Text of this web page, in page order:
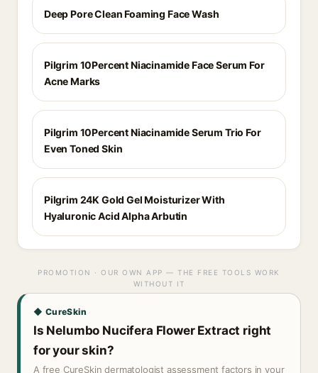
Deep Pore Clean Foaming Face Wash
Pilgrim 10Percent Niacinamide Face Serum For
Acne Marks
Pilgrim 10Percent Niacinamide Serum Trio For
Even Toned Skin
Pilgrim 24K Gold Gel Moisturizer With
Hyaluronic Acid Alpha Arbutin
PROMOTION · OUR OWN APP — THE FREE TOOLS WORK
WITHOUT IT
◆ CureSkin
Is Nelumbo Nucifera Flower Extract right
for your skin?
A free CureSkin dermatologist assessment factors in your